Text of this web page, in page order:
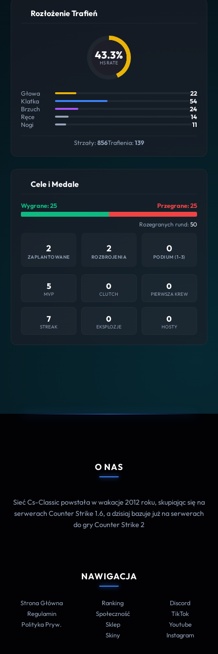
Rozłożenie Trafień
43.3%
HS RATE
Głowa
22
Klatka
54
Brzuch
24
Ręce
14
Nogi
11
Strzały:856Trafienia:139
Cele i Medale
Wygrane: 25 Przegrane: 25
Rozegranych rund: 50
2
ZAPLANTOWANE
2
ROZBROJENIA
0
PODIUM (1-3)
5
MVP
0
CLUTCH
0
PIERWSZA KREW
7
STREAK
0
EKSPLOZJE
0
HOSTY
O NAS
Sieć Cs-Classic powstała w wakacje 2012 roku, skupiając się na
serwerach Counter Strike 1.6, a dzisiaj bazuje już na serwerach
do gry Counter Strike 2
NAWIGACJA
Strona Główna
Regulamin
Polityka Pryw.
Ranking
Społeczność
Sklep
Skiny
Discord
TikTok
Youtube
Instagram